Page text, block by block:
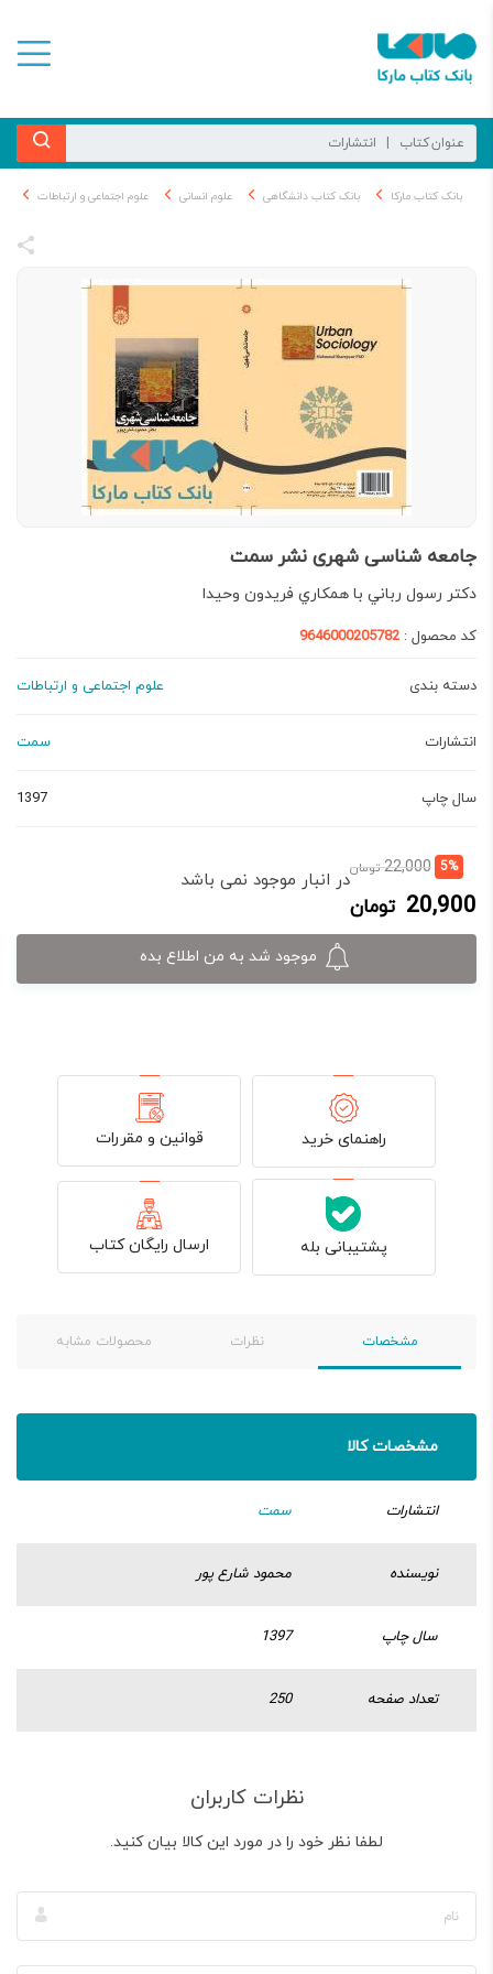
بانک کتاب مارکا بانک کتاب دانشگاهی علوم انسانی علوم اجتماعی و ارتباطات
جامعه شناسی شهری نشر سمت
دكتر رسول رباني با همكاري فريدون وحيدا
کد محصول : 9646000205782
دسته بندی علوم اجتماعی و ارتباطات
انتشارات سمت
سال چاپ 1397
5%
22,000 تومانقیمت
اصلی:
20,900 تومان
قیمت
فعلی:
20,900 تومان.
در انبار موجود نمی باشد
موجود شد به من اطلاع بده
راهنمای خرید قوانین و مقررات
پشتیبانی بله ارسال رایگان کتاب
مشخصات نظرات محصولات مشابه
مشخصات کالا
انتشارات سمت
نویسنده محمود شارع پور
سال چاپ 1397
تعداد صفحه 250
نظرات کاربران
لطفا نظر خود را در مورد این کالا بیان کنید.